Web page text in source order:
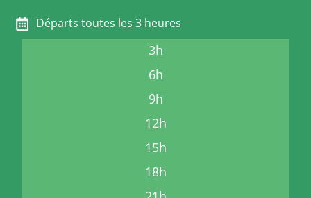
Départs toutes les 3 heures
3h
6h
9h
12h
15h
18h